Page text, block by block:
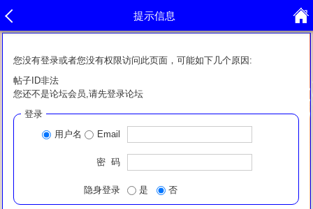
提示信息
您没有登录或者您没有权限访问此页面，可能如下几个原因:
帖子ID非法
您还不是论坛会员,请先登录论坛
登录
用户名
Email
密 码
隐身登录 是 否